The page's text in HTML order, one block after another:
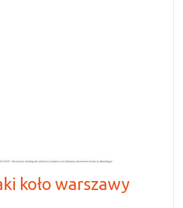
koło warszawy